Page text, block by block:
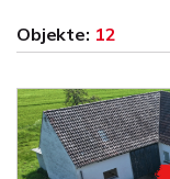
Objekte: 12